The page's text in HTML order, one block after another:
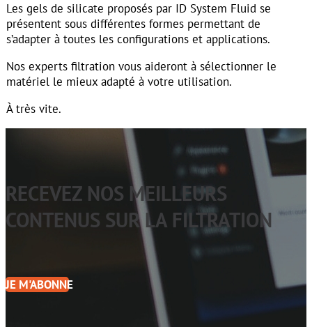
Les gels de silicate proposés par ID System Fluid se
présentent sous différentes formes permettant de
s’adapter à toutes les configurations et applications.
Nos experts filtration vous aideront à sélectionner le
matériel le mieux adapté à votre utilisation.
À très vite.
RECEVEZ NOS MEILLEURS
CONTENUS SUR LA FILTRATION
JE M'ABONNE